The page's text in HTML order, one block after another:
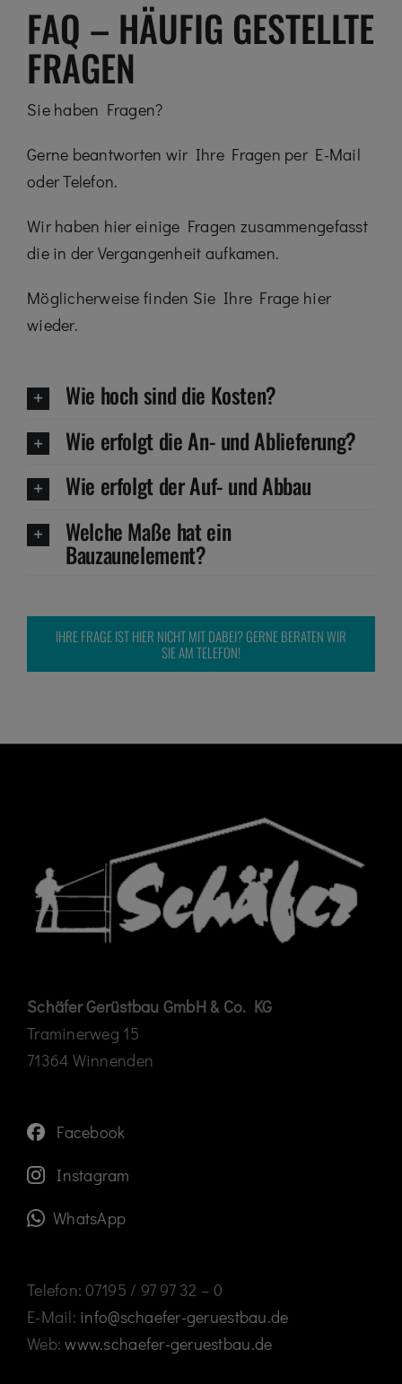
FAQ – HÄUFIG GESTELLTE
FRAGEN
Sie haben Fragen?
Gerne beantworten wir Ihre Fragen per E-Mail
oder Telefon.
Wir haben hier einige Fragen zusammengefasst
die in der Vergangenheit aufkamen.
Möglicherweise finden Sie Ihre Frage hier
wieder.
Wie hoch sind die Kosten?
Wie erfolgt die An- und Ablieferung?
Wie erfolgt der Auf- und Abbau
Welche Maße hat ein
Bauzaunelement?
IHRE FRAGE IST HIER NICHT MIT DABEI? GERNE BERATEN WIR
SIE AM TELEFON!
Schäfer Gerüstbau GmbH & Co. KG
Traminerweg 15
71364 Winnenden
Facebook
Instagram
WhatsApp
Telefon: 07195 / 97 97 32 – 0
E-Mail: info@schaefer-geruestbau.de
Web:www.schaefer-geruestbau.de